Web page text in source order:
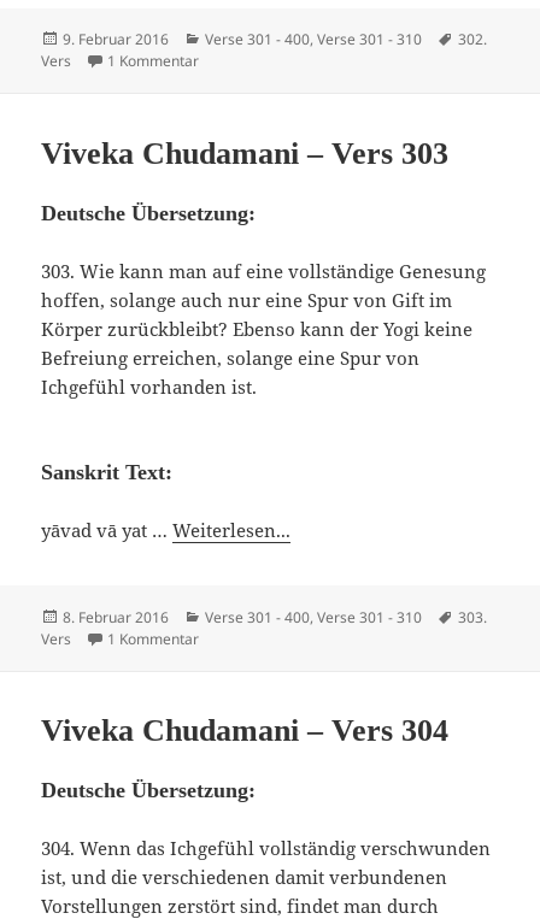
Veröffentlicht
am
9. Februar 2016 Kategorien
Verse 301 - 400,Verse 301 - 310
302.
Vers
1 Kommentarzu Viveka Chudamani – Vers 302
Viveka Chudamani – Vers 303
Deutsche Übersetzung:
303. Wie kann man auf eine vollständige Genesung
hoffen, solange auch nur eine Spur von Gift im
Körper zurückbleibt? Ebenso kann der Yogi keine
Befreiung erreichen, solange eine Spur von
Ichgefühl vorhanden ist.
Sanskrit Text:
yāvad vā yat …Weiterlesen...
Veröffentlicht
am
8. Februar 2016 Kategorien
Verse 301 - 400,Verse 301 - 310
303.
Vers
1 Kommentarzu Viveka Chudamani – Vers 303
Viveka Chudamani – Vers 304
Deutsche Übersetzung:
304. Wenn das Ichgefühl vollständig verschwunden
ist, und die verschiedenen damit verbundenen
Vorstellungen zerstört sind, findet man durch